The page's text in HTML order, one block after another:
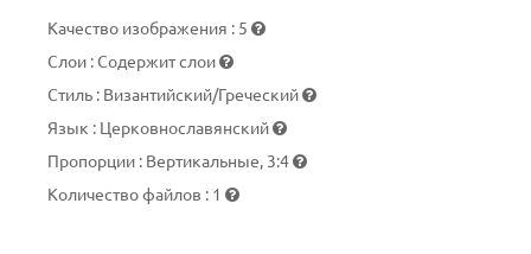
Качество изображения : 5
Слои :Содержит слои
Стиль : Византийский/Греческий
Язык : Церковнославянский
Пропорции : Вертикальные, 3:4
Количество файлов : 1